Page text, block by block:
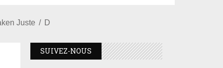
Juste D
SUIVEZ-NOUS